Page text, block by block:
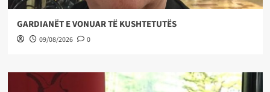
GARDIANËT E VONUAR TË KUSHTETUTËS
09/08/2026 0